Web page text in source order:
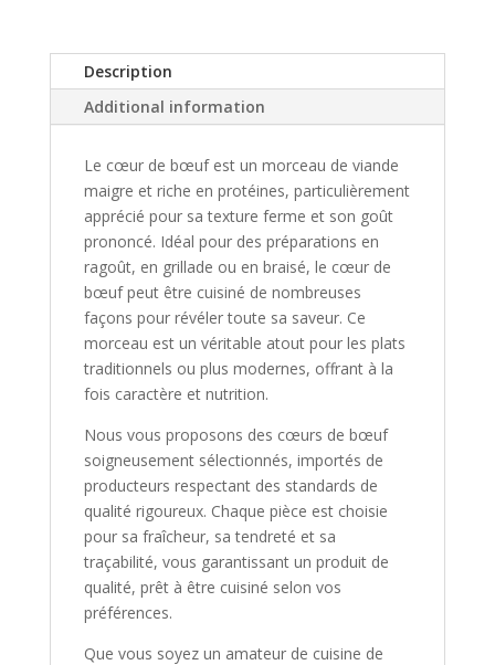
Description
Additional information
Le cœur de bœuf est un morceau de viande
maigre et riche en protéines, particulièrement
apprécié pour sa texture ferme et son goût
prononcé. Idéal pour des préparations en
ragoût, en grillade ou en braisé, le cœur de
bœuf peut être cuisiné de nombreuses
façons pour révéler toute sa saveur. Ce
morceau est un véritable atout pour les plats
traditionnels ou plus modernes, offrant à la
fois caractère et nutrition.
Nous vous proposons des cœurs de bœuf
soigneusement sélectionnés, importés de
producteurs respectant des standards de
qualité rigoureux. Chaque pièce est choisie
pour sa fraîcheur, sa tendreté et sa
traçabilité, vous garantissant un produit de
qualité, prêt à être cuisiné selon vos
préférences.
Que vous soyez un amateur de cuisine de